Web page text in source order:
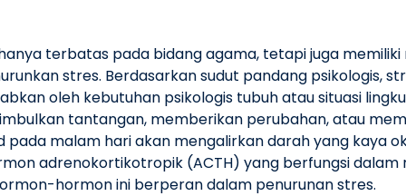
terbatas pada bidang agama, tetapi juga
stres. Berdasarkan sudut pandang psikologis,
oleh kebutuhan psikologis tubuh atau situasi
tantangan, memberikan perubahan, atau
pada malam hari akan mengalirkan darah yang kaya
adrenokortikotropik (ACTH) yang berfungsi dalam
hormon ini berperan dalam penurunan stres.